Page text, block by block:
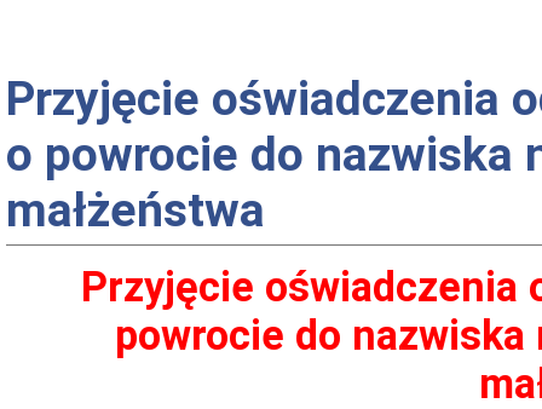
Przyjęcie oświadczenia
o powrocie do nazwiska
małżeństwa
Przyjęcie oświadczenia
powrocie do